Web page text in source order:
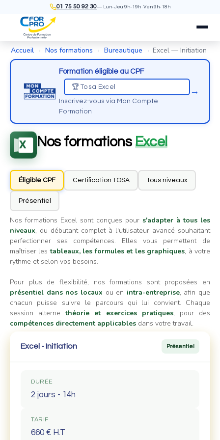
01 75 50 92 30— Lun-Jeu 9h-19h · Ven 9h-18h
Accueil › Nos formations › Bureautique › Excel — Initiation
Formation éligible au CPF
🏆 Tosa Excel
Inscrivez-vous via Mon Compte
Formation
→
Nos formations Excel
Éligible CPF Certification TOSA Tous niveaux
Présentiel
Nos formations Excel sont conçues pour s'adapter à tous les
niveaux, du débutant complet à l'utilisateur avancé souhaitant
perfectionner ses compétences. Elles vous permettent de
maîtriser lestableaux, les formules et les graphiques, à votre
rythme et selon vos besoins.
Pour plus de flexibilité, nos formations sont proposées en
présentiel dans nos locaux ou en intra-entreprise, afin que
chacun puisse suivre le parcours qui lui convient. Chaque
session alternethéorie et exercices pratiques, pour des
compétences directement applicables dans votre travail.
Excel - Initiation Présentiel
DURÉE
2 jours - 14h
TARIF
660 € H.T